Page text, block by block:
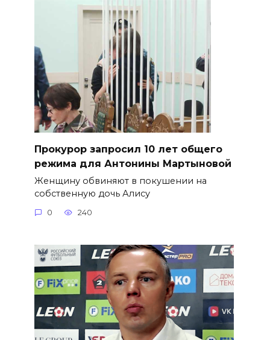
​Прокурор запросил 10 лет общего
режима для Антонины Мартыновой
Женщину обвиняют в покушении на
собственную дочь Алису
0 240